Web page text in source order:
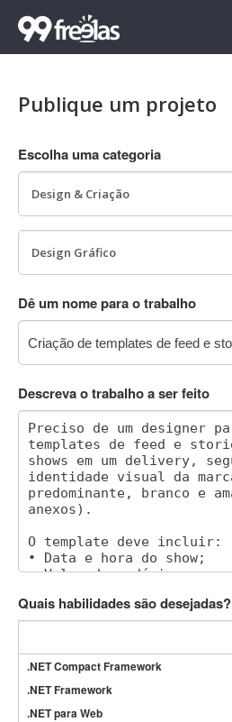
Publique um projeto
Escolha uma categoria
Dê um nome para o trabalho
Descreva o trabalho a ser feito
Quais habilidades são desejadas?
.NET Compact Framework
.NET Framework
.NET para Web